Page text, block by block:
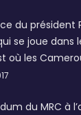
du président
se joue dans
où les
du MRC à